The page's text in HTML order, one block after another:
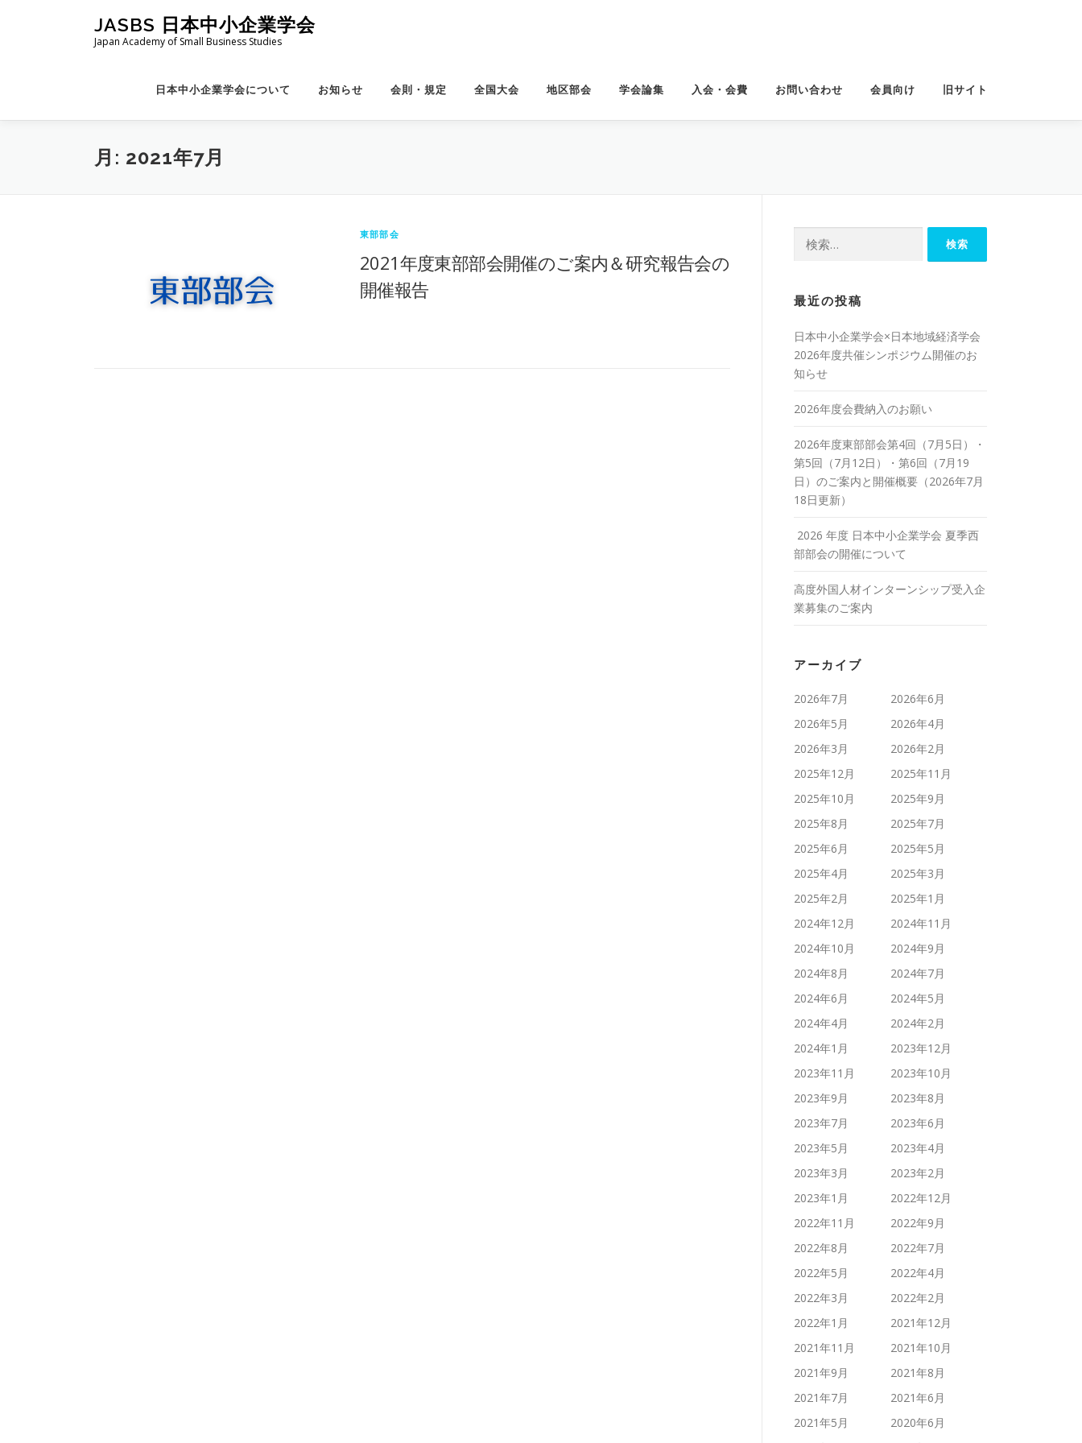
ス
JASBS 日本中小企業学会
Japan Academy of Small Business Studies
日本中小企業学会について お知らせ 会則・規定 全国大会 地区部会 学会論集 入会・会費 お問い合わせ 会員向け 旧サイト
月: 2021年7月
東部部会
2021年度東部部会開催のご案内＆研究報告会の
開催報告
最近の投稿
日本中小企業学会×日本地域経済学会
2026年度共催シンポジウム開催のお
知らせ
2026年度会費納入のお願い
2026年度東部部会第4回（7月5日）・
第5回（7月12日）・第6回（7月19
日）のご案内と開催概要（2026年7月
18日更新）
2026 年度 日本中小企業学会 夏季西
部部会の開催について
高度外国人材インターンシップ受入企
業募集のご案内
アーカイブ
2026年7月
2026年6月
2026年5月
2026年4月
2026年3月
2026年2月
2025年12月
2025年11月
2025年10月
2025年9月
2025年8月
2025年7月
2025年6月
2025年5月
2025年4月
2025年3月
2025年2月
2025年1月
2024年12月
2024年11月
2024年10月
2024年9月
2024年8月
2024年7月
2024年6月
2024年5月
2024年4月
2024年2月
2024年1月
2023年12月
2023年11月
2023年10月
2023年9月
2023年8月
2023年7月
2023年6月
2023年5月
2023年4月
2023年3月
2023年2月
2023年1月
2022年12月
2022年11月
2022年9月
2022年8月
2022年7月
2022年5月
2022年4月
2022年3月
2022年2月
2022年1月
2021年12月
2021年11月
2021年10月
2021年9月
2021年8月
2021年7月
2021年6月
2021年5月
2020年6月